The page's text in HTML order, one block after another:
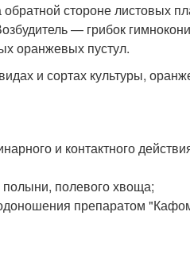
стороне листовых
— грибок
оранжевых пустул.
и сортах культуры,
и контактного
полевого хвоща;
препаратом